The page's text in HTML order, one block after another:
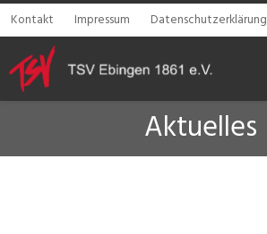
Kontakt Impressum Datenschutzerklärung
Aktuelles